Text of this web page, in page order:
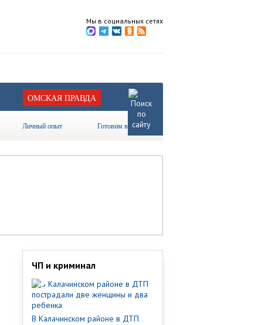
Мы в социальных сетях
ОМСКАЯ ПРАВДА
Личный опыт Готовим вместе
ЧП и криминал
В Калачинском районе в ДТП